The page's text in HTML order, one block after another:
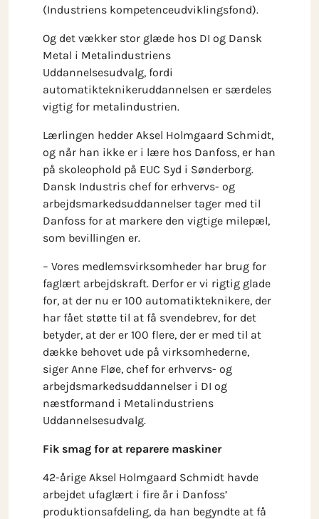
(Industriens kompetenceudviklingsfond).
Og det vækker stor glæde hos DI og Dansk
Metal i Metalindustriens
Uddannelsesudvalg, fordi
automatikteknikeruddannelsen er særdeles
vigtig for metalindustrien.
Lærlingen hedder Aksel Holmgaard Schmidt,
og når han ikke er i lære hos Danfoss, er han
på skoleophold på EUC Syd i Sønderborg.
Dansk Industris chef for erhvervs- og
arbejdsmarkedsuddannelser tager med til
Danfoss for at markere den vigtige milepæl,
som bevillingen er.
– Vores medlemsvirksomheder har brug for
faglært arbejdskraft. Derfor er vi rigtig glade
for, at der nu er 100 automatikteknikere, der
har fået støtte til at få svendebrev, for det
betyder, at der er 100 flere, der er med til at
dække behovet ude på virksomhederne,
siger Anne Fløe, chef for erhvervs- og
arbejdsmarkedsuddannelser i DI og
næstformand i Metalindustriens
Uddannelsesudvalg.
Fik smag for at reparere maskiner
42-årige Aksel Holmgaard Schmidt havde
arbejdet ufaglært i fire år i Danfoss’
produktionsafdeling, da han begyndte at få